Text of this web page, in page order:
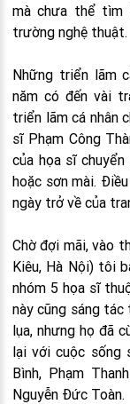
mà chưa thể tìm
trường nghệ thuật.
Những triển lãm
năm có đến vài
triển lãm cá nhân
sĩ Phạm Công
của họa sĩ
hoặc sơn mài.
ngày trở về của
Chờ đợi mãi, vào
Kiêu, Hà Nội) tôi
nhóm 5 họa sĩ
này cũng sáng tác
lụa, nhưng họ đã
lại với cuộc sống
Bình, Phạm
Nguyễn Đức Toàn.